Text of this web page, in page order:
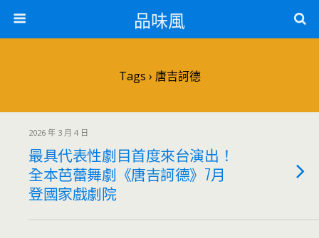
品味風
Tags › 唐吉訶德
2026 年 3 月 4 日
最具代表性劇目首度來台演出！
全本芭蕾舞劇《唐吉訶德》7月
登國家戲劇院